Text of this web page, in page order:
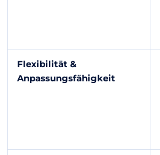
Flexibilität &
Anpassungsfähigkeit